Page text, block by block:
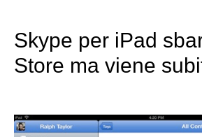
Skype per iPad
Store ma viene